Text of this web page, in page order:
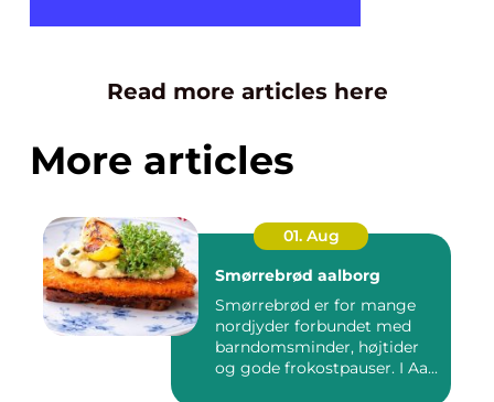
Read more articles here
More articles
01. Aug
Smørrebrød aalborg
Smørrebrød er for mange
nordjyder forbundet med
barndomsminder, højtider
og gode frokostpauser. I Aa...